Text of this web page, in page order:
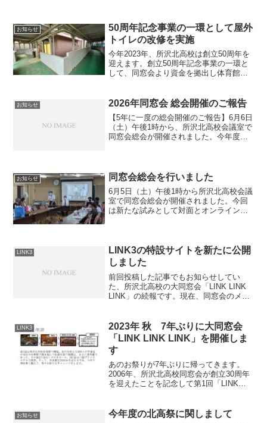
お知らせ
50周年記念事業の一環として屋外
トイレの改修を実施
今年2023年、所沢北高校は創立50周年を
迎えます。創立50周年記念事業の一環と
して、同窓会より資金を拠出し体育館脇
グラウンドへの照明設置、校門の改修
等、様々な施設整備に...
お知らせ 2026年同窓会 総会開催のご報告
【5年に一度の総会開催のご報告】6月6日
（土）午後1時から、所沢北高校会議室で
同窓会総会が開催されました。今年度の
号議案 2...
お知らせ 同窓会総会を行いました
6月5日（土）午後1時から所沢北高校会議
室で同窓会総会が開催されました。今回
は新たな試みとして対面とオンラインを
の皆様には多大なるご...
LINK3
LINK3の特設サイトを新たに公開
しました
前回投稿した記事でもお知らせしてい
た、所沢北高校の大同窓会「LINK LINK
LINK」の続報です。現在、同窓会のメン
います。そのような活動の中、イベント
が徐々に具体...
LINK3
2023年 秋 7年ぶりに大同窓会
「LINK LINK LINK」を開催しま
す
あのお祭りが7年ぶりに帰ってきます。
2006年、所沢北高校同窓会が創立30周年
を迎えたことを記念して第1回「LINK
「LINK」してほしいという思いから生ま
お知らせ 今年度の北高祭に関しまして